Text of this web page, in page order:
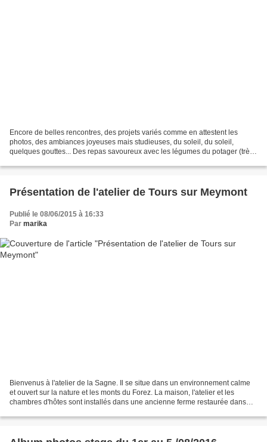
Encore de belles rencontres, des projets variés comme en attestent les
photos, des ambiances joyeuses mais studieuses, du soleil, du soleil,
quelques gouttes... Des repas savoureux avec les légumes du potager (très
Présentation de l'atelier de Tours sur Meymont
Publié le 08/06/2015 à 16:33
Par marika
Bienvenus à l'atelier de la Sagne. Il se situe dans un environnement calme
et ouvert sur la nature et les monts du Forez. La maison, l'atelier et les
chambres d'hôtes sont installés dans une ancienne ferme restaurée dans